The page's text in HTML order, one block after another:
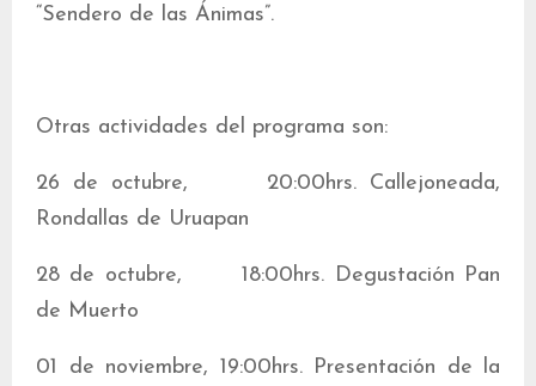
“Sendero de las Ánimas”.
Otras actividades del programa son:
26 de octubre, 20:00hrs. Callejoneada,
Rondallas de Uruapan
28 de octubre, 18:00hrs. Degustación Pan
de Muerto
01 de noviembre, 19:00hrs. Presentación de la